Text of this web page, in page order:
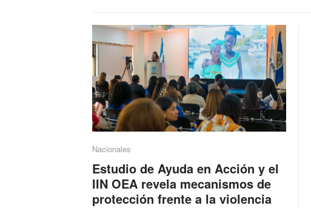
Nacionales
Estudio de Ayuda en Acción y el
IIN OEA revela mecanismos de
protección frente a la violencia